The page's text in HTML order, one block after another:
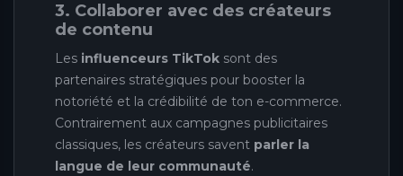
3. Collaborer avec des créateurs
de contenu
Les influenceurs TikTok sont des
partenaires stratégiques pour booster la
notoriété et la crédibilité de ton e-commerce.
Contrairement aux campagnes publicitaires
classiques, les créateurs savent parler la
langue de leur communauté.